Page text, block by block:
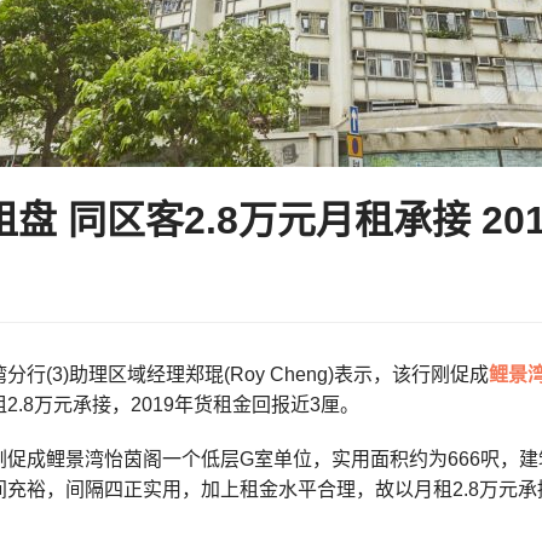
盘 同区客2.8万元月租承接
分行(3)助理区域经理郑琨(Roy Cheng)表示，该行刚促成鲤景
万元承接，2019年货租金回报近3厘。
促成鲤景湾怡茵阁一个低层G室单位，实用面积约为666呎，
充裕，间隔四正实用，加上租金水平合理，故以月租2.8万元